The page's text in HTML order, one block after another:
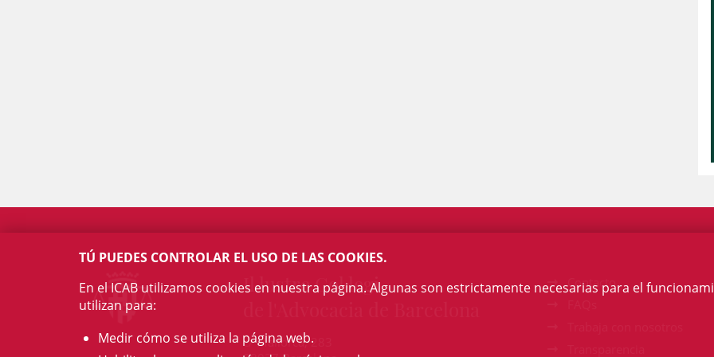
Il·lustre Col·legi
c/ Mallorca, 283
Contacto
TÚ PUEDES CONTROLAR EL USO DE LAS COOKIES.
En el ICAB utilizamos cookies en nuestra página. Algunas son estrictamente necesarias para el
utilizan para:
Medir cómo se utiliza la página web.